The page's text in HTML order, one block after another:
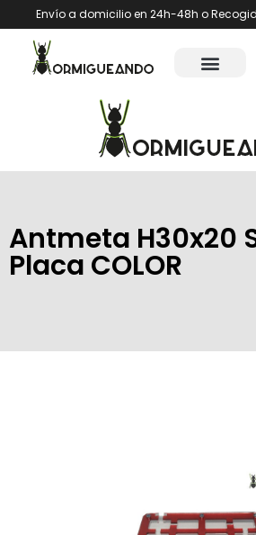
Envío a domicilio en 24h-48h o
Antmeta H30x20
Placa COLOR